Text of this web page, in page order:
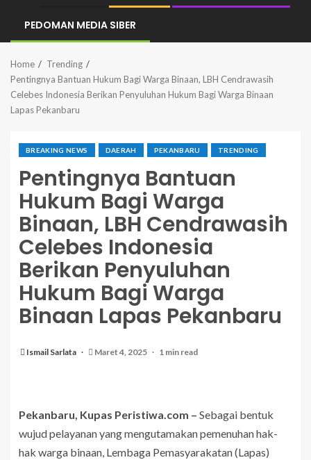
PEDOMAN MEDIA SIBER
Home
Trending
Pentingnya Bantuan Hukum Bagi Warga Binaan, LBH Cendrawasih
Celebes Indonesia Berikan Penyuluhan Hukum Bagi Warga Binaan
Lapas Pekanbaru
BREAKING NEWS DAERAH PEKANBARU TRENDING
Pentingnya Bantuan
Hukum Bagi Warga
Binaan, LBH Cendrawasih
Celebes Indonesia
Berikan Penyuluhan
Hukum Bagi Warga
Binaan Lapas Pekanbaru
Ismail Sarlata Maret 4, 2025 1 min read
Pekanbaru, Kupas Peristiwa.com – Sebagai bentuk
wujud pelayanan yang mengutamakan pemenuhan hak-
hak warga binaan, Lembaga Pemasyarakatan (Lapas)